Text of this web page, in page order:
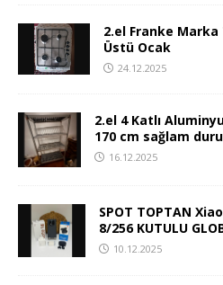
2.el Franke
Üstü Ocak
24.12.2025
2.el 4 Katlı
170 cm sağlam
16.12.2025
SPOT TOPTAN
8/256 KUTULU
10.12.2025